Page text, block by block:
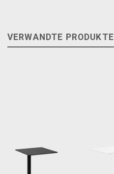
VERWANDTE PRODUKTE